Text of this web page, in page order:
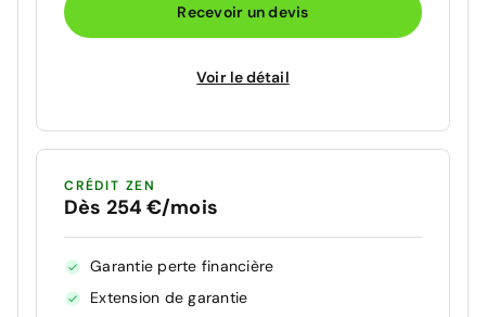
Recevoir un devis
Voir le détail
CRÉDIT ZEN
Dès 254 €/mois
Garantie perte financière
Extension de garantie